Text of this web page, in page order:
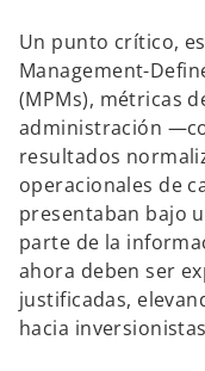
Un punto crítico,
Management-
(MPMs), métricas
administración
resultados
operacionales de
presentaban bajo
parte de la
ahora deben ser
justificadas,
hacia